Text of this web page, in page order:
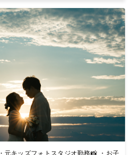
・元キッズフォトスタジオ勤務📸 ・お子